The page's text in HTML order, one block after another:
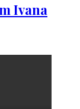
Ivana